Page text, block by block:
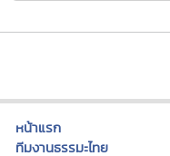
หน้าแรก
ทีมงานธรรมะไทย